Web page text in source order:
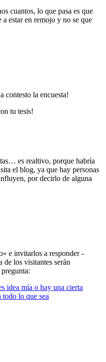
cuantos, lo que pasa es que
estar en remojo y no se que
contesto la encuesta!
tu tesis!
es realtivo, porque habría
el blog, ya que hay personas
por decirlo de alguna
e invitarlos a responder -
de los visitantes serán
idea mía o hay una cierta
todo lo que sea